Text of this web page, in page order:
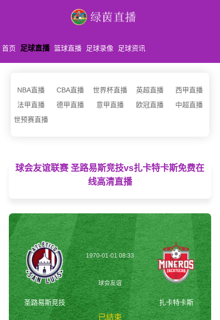
首页 足球直播 篮球直播 足球录像 足球资讯
NBA直播 CBA直播 世界杯直播 英超直播
西甲直播
法甲直播
德甲直播 意甲直播 欧冠直播
中超直播
世预赛直播
球会友谊联赛 圣路易斯竞技vs扎卡特卡斯免费在
线高清直播
圣路易斯竞技
1970-01-01 08:33
球会友谊
已结束
扎卡特卡斯